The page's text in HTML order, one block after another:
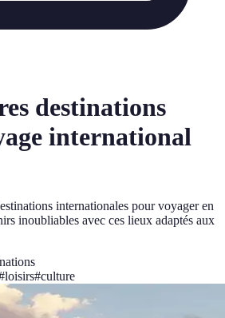
destinations
international
internationales pour voyager en
inoubliables avec ces lieux adaptés aux
loisirs#culture